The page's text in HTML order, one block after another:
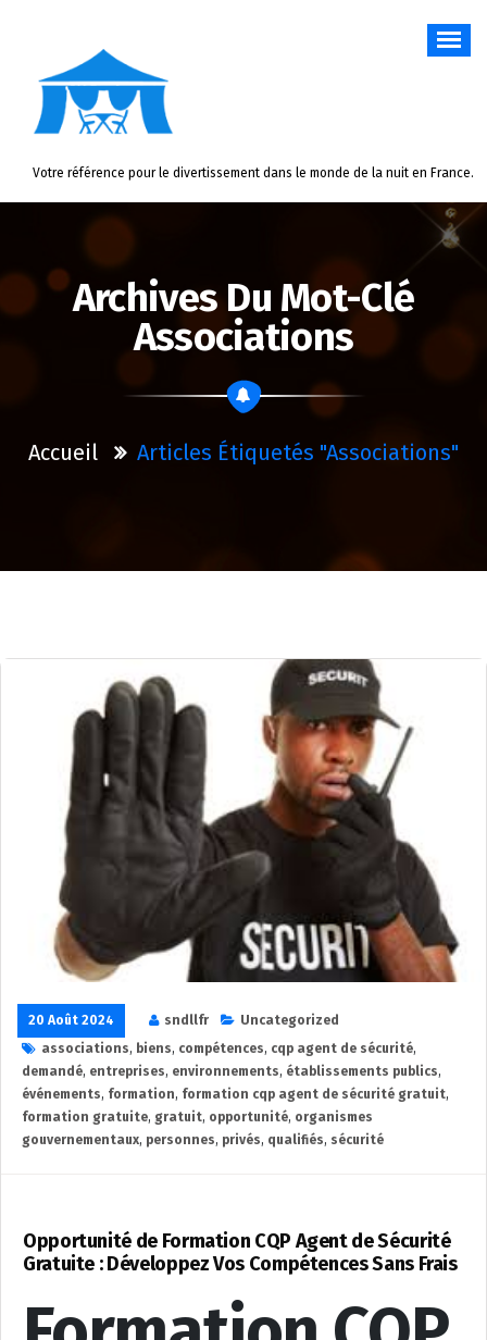
Votre référence pour le divertissement dans le monde de la nuit en France.
Archives Du Mot-Clé
Associations
Accueil Articles Étiquetés "associations"
20 Août 2024 sndllfr
Uncategorized
associations, biens, compétences, cqp agent de sécurité,
demandé, entreprises, environnements, établissements publics,
événements, formation, formation cqp agent de sécurité gratuit,
formation gratuite, gratuit, opportunité, organismes
gouvernementaux, personnes, privés, qualifiés, sécurité
Opportunité de Formation CQP Agent de Sécurité
Gratuite : Développez Vos Compétences Sans Frais